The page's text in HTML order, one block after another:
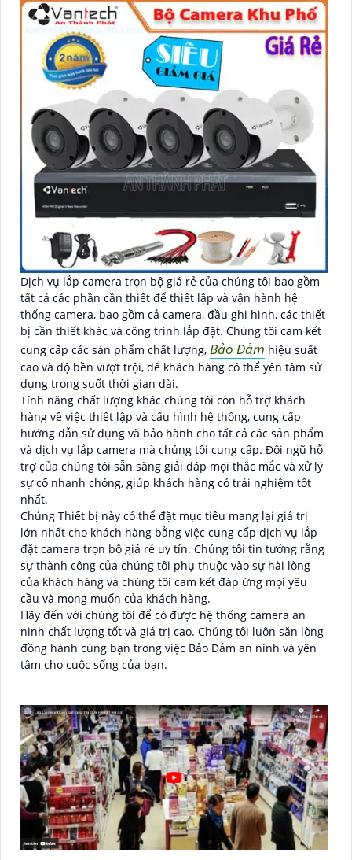
Dịch vụ lắp camera trọn bộ giá rẻ của chúng tôi bao gồm
tất cả các phần cần thiết để thiết lập và vận hành hệ
thống camera, bao gồm cả camera, đầu ghi hình, các thiết
bị cần thiết khác và công trình lắp đặt. Chúng tôi cam kết
cung cấp các sản phẩm chất lượng, Bảo Đảm hiệu suất
cao và độ bền vượt trội, để khách hàng có thể yên tâm sử
dụng trong suốt thời gian dài.
Tính năng chất lượng khác chúng tôi còn hỗ trợ khách
hàng về việc thiết lập và cấu hình hệ thống, cung cấp
hướng dẫn sử dụng và bảo hành cho tất cả các sản phẩm
và dịch vụ lắp camera mà chúng tôi cung cấp. Đội ngũ hỗ
trợ của chúng tôi sẵn sàng giải đáp mọi thắc mắc và xử lý
sự cố nhanh chóng, giúp khách hàng có trải nghiệm tốt
nhất.
Chúng Thiết bị này có thể đặt mục tiêu mang lại giá trị
lớn nhất cho khách hàng bằng việc cung cấp dịch vụ lắp
đặt camera trọn bộ giá rẻ uy tín. Chúng tôi tin tưởng rằng
sự thành công của chúng tôi phụ thuộc vào sự hài lòng
của khách hàng và chúng tôi cam kết đáp ứng mọi yêu
cầu và mong muốn của khách hàng.
Hãy đến với chúng tôi để có được hệ thống camera an
ninh chất lượng tốt và giá trị cao. Chúng tôi luôn sẵn lòng
đồng hành cùng bạn trong việc Bảo Đảm an ninh và yên
tâm cho cuộc sống của bạn.